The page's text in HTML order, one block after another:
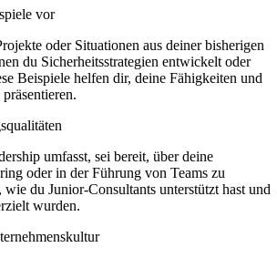
vor
oder Situationen aus deiner bisherigen
du Sicherheitsstrategien entwickelt oder
Beispiele helfen dir, deine Fähigkeiten und
umfasst, sei bereit, über deine
oder in der Führung von Teams zu
wie du Junior-Consultants unterstützt hast und
wurden.